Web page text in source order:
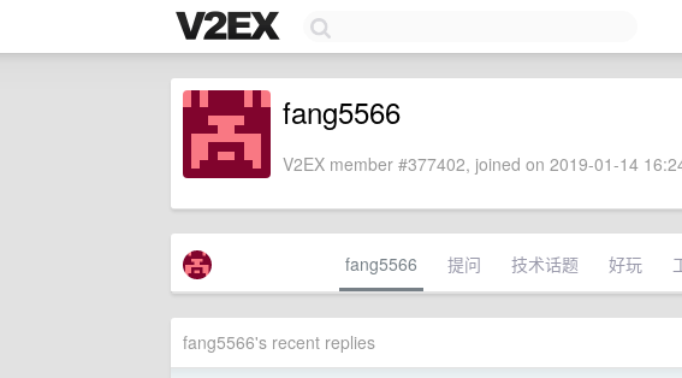
fang5566
V2EX member #377402, joined on 2019-01-14
fang5566 提问 技术话题 好玩
fang5566's recent replies